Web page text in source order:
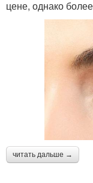
цене, однако
читать дальше →